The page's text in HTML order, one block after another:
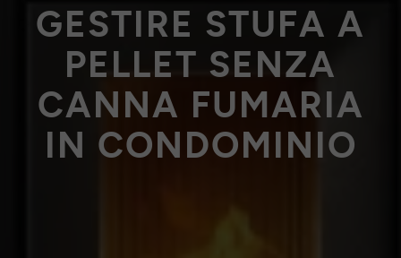
GESTIRE STUFA A
PELLET SENZA
CANNA FUMARIA
IN CONDOMINIO